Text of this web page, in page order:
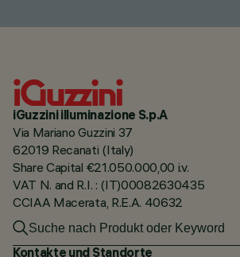
iGuzzini illuminazione S.p.A
Via Mariano Guzzini 37
62019 Recanati (Italy)
Share Capital €21.050.000,00 i.v.
VAT N. and R.I. : (IT)00082630435
CCIAA Macerata, R.E.A. 40632
Kontakte und Standorte